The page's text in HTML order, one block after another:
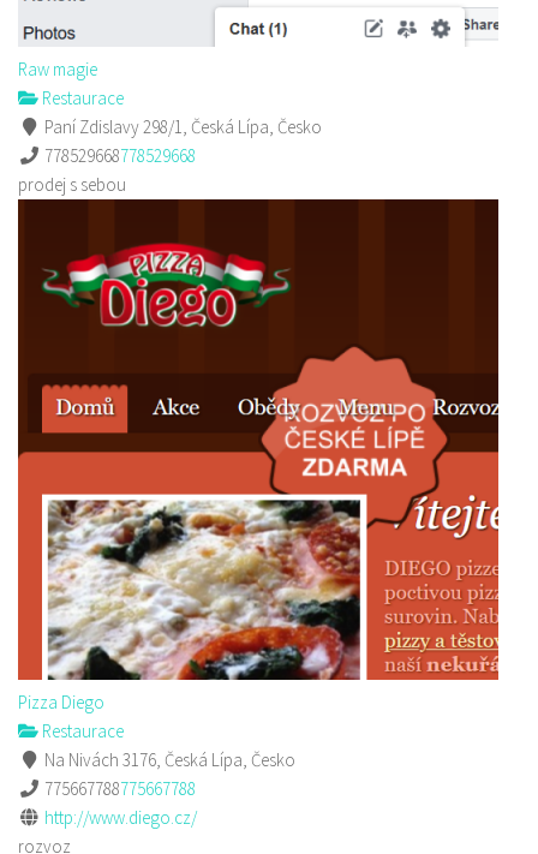
Raw magie
Restaurace
Paní Zdislavy 298/1, Česká Lípa, Česko
778529668778529668
prodej s sebou
Pizza Diego
Restaurace
Na Nivách 3176, Česká Lípa, Česko
775667788775667788
http://www.diego.cz/
rozvoz